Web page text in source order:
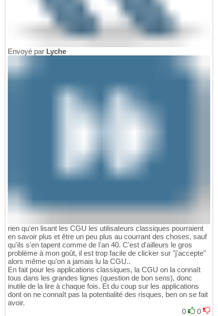
Envoyé par Lyche
rien qu'en lisant les CGU les utilisateurs classiques pourraient
en savoir plus et être un peu plus au courrant des choses, sauf
qu'ils s'en tapent comme de l'an 40. C'est d'ailleurs le gros
problème à mon goût, il est trop facile de clicker sur "j'accepte"
alors même qu'on a jamais lu la CGU..
En fait pour les applications classiques, la CGU on la connaît
tous dans les grandes lignes (question de bon sens), donc
inutile de la lire à chaque fois. Et du coup sur les applications
dont on ne connaît pas la potentialité des risques, ben on se fait
avoir.
0
0